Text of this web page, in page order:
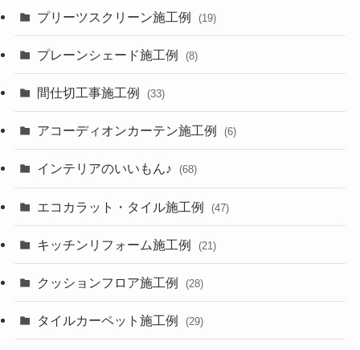
プリーツスクリーン施工例 (19)
プレーンシェード施工例 (8)
間仕切工事施工例 (33)
アコーディオンカーテン施工例 (6)
インテリアのいいもん♪ (68)
エコカラット・タイル施工例 (47)
キッチンリフォーム施工例 (21)
クッションフロア施工例 (28)
タイルカーペット施工例 (29)